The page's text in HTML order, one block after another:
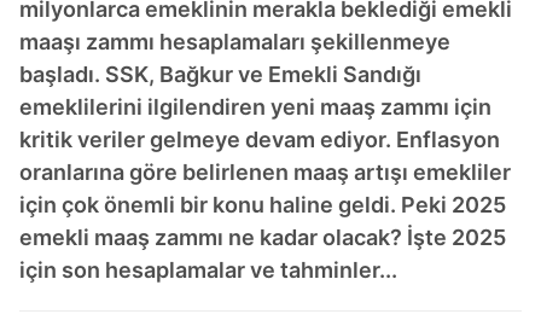
milyonlarca emeklinin merakla beklediği emekli
maaşı zammı hesaplamaları şekillenmeye
başladı. SSK, Bağkur ve Emekli Sandığı
emeklilerini ilgilendiren yeni maaş zammı için
kritik veriler gelmeye devam ediyor. Enflasyon
oranlarına göre belirlenen maaş artışı emekliler
için çok önemli bir konu haline geldi. Peki 2025
emekli maaş zammı ne kadar olacak? İşte 2025
için son hesaplamalar ve tahminler...